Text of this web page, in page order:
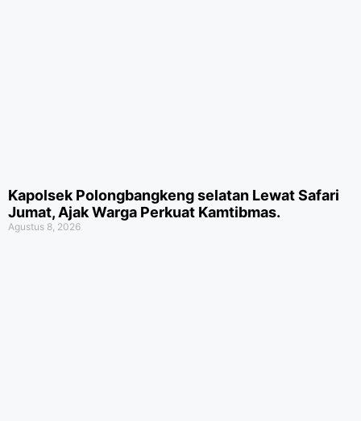
Kapolsek Polongbangkeng selatan Lewat Safari
Jumat, Ajak Warga Perkuat Kamtibmas.
Agustus 8, 2026